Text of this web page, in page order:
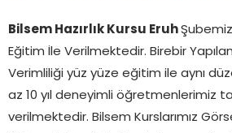
Bilsem Hazırlık Kursu Eruh
Eğitim İle Verilmektedir. Birebir
Verimliliği yüz yüze eğitim ile aynı
az 10 yıl deneyimli öğretmenlerimiz
verilmektedir. Bilsem Kurslarımız